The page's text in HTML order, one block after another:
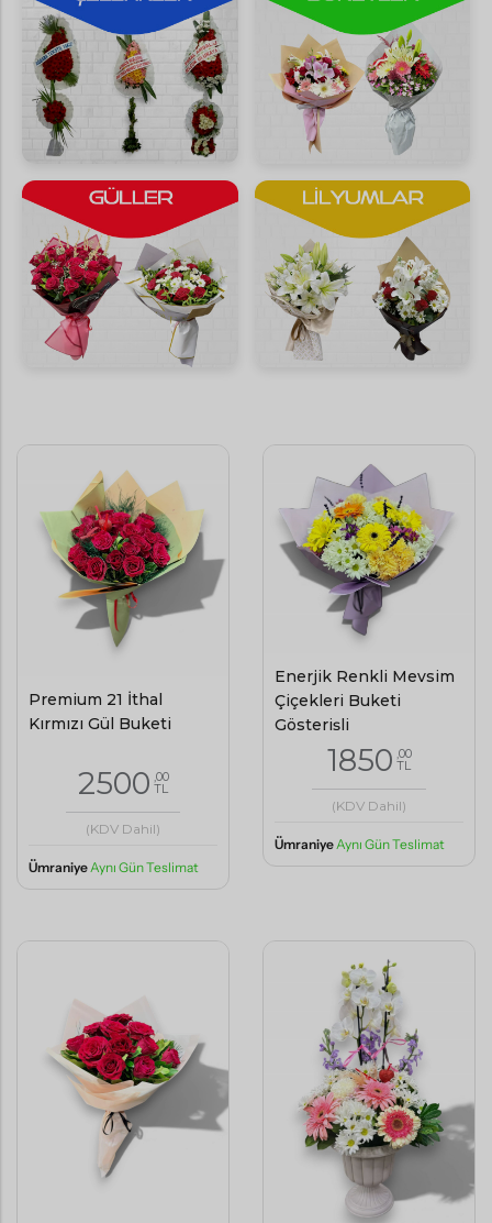
Premium 21 İthal
Kırmızı Gül Buketi
2500 ,00
TL
(KDV Dahil)
ÜmraniyeAynı Gün Teslimat
Enerjik Renkli Mevsim
Çiçekleri Buketi
Gösterişli
1850 ,00
TL
(KDV Dahil)
Ümraniye Aynı Gün Teslimat